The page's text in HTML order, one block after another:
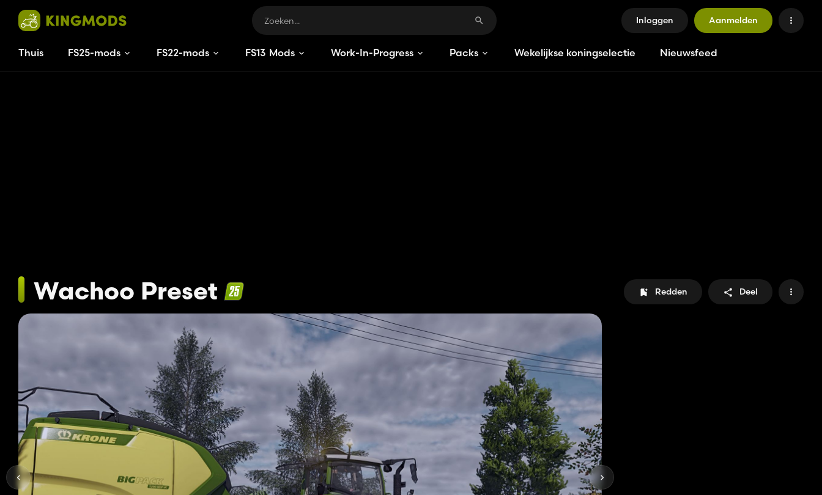
Inloggen Aanmelden
Thuis FS25-mods FS22-mods FS13 Mods Work-In-Progress Packs Wekelijkse koningselectie Nieuwsfeed
Wachoo Preset Redden Deel